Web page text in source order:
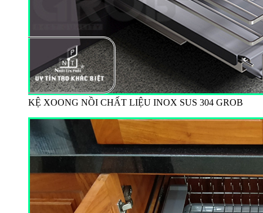
KỆ XOONG NỒI CHẤT LIỆU INOX SUS 304 GROB